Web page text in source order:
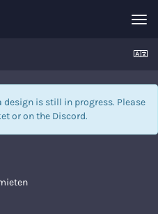
is still in progress. Please
or on the Discord.